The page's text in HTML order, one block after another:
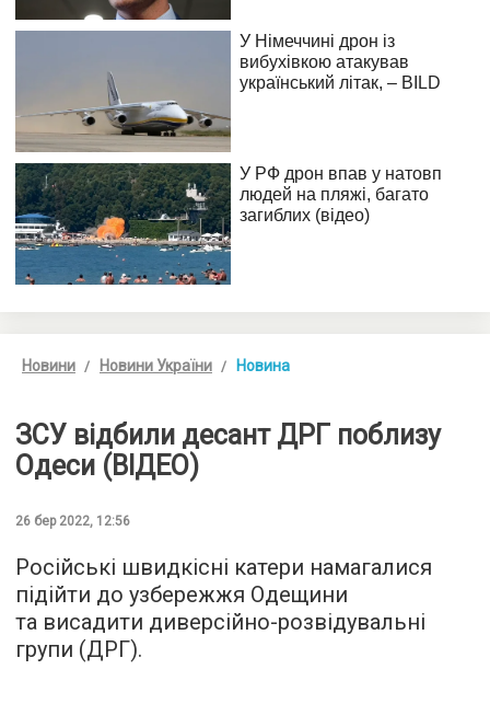
Новини Новини України Новина
ЗСУ відбили десант ДРГ поблизу
Одеси (ВІДЕО)
26 бер 2022, 12:56
Російські швидкісні катери намагалися
підійти до узбережжя Одещини
та висадити диверсійно-розвідувальні
групи (ДРГ).